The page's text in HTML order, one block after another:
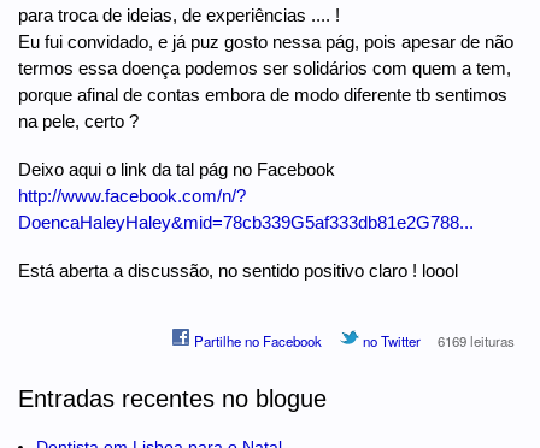
para troca de ideias, de experiências .... !
Eu fui convidado, e já puz gosto nessa pág, pois apesar de não
termos essa doença podemos ser solidários com quem a tem,
porque afinal de contas embora de modo diferente tb sentimos
na pele, certo ?
Deixo aqui o link da tal pág no Facebook
http://www.facebook.com/n/?
DoencaHaleyHaley&mid=78cb339G5af333db81e2G788...
Está aberta a discussão, no sentido positivo claro ! loool
Partilhe no Facebook no Twitter 6169 leituras
Entradas recentes no blogue